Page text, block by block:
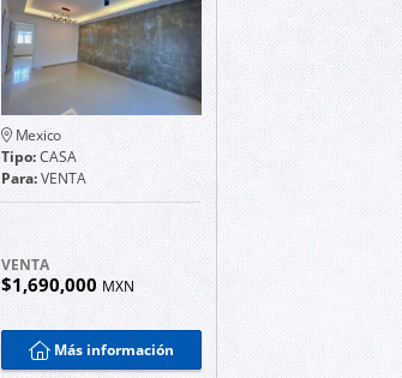
Mexico
Tipo:CASA
Para:VENTA
VENTA
$1,690,000 MXN
Más información